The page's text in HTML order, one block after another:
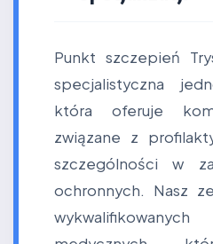
Punkt szczepień
specjalistyczna
która oferuje
związane z
szczególności w
ochronnych. Nasz